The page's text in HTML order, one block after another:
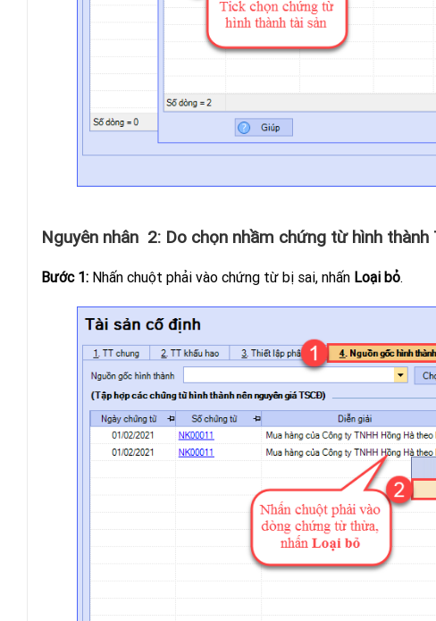
Nguyên nhân 2: Do chọn nhầm chứng từ hình thành
Bước 1: Nhấn chuột phải vào chứng từ bị sai, nhấn Loại bỏ.